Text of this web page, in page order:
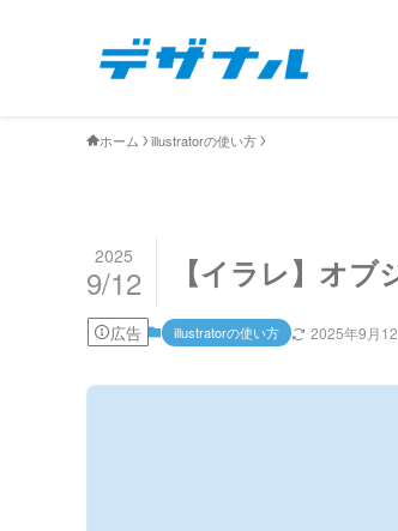
ホーム illustratorの使い方
【イラレ】オ
2025
9/12
広告 illustratorの使い方 2025年9月